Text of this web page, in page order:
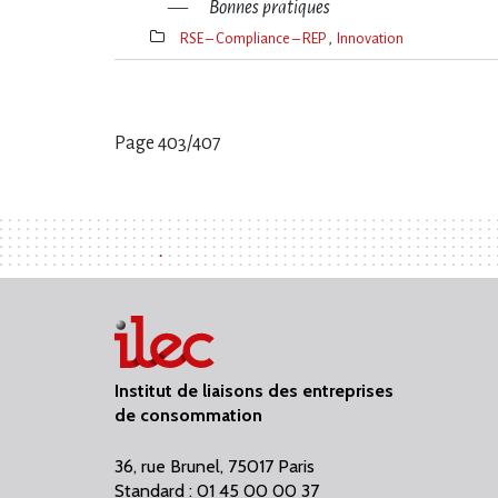
Bonnes pratiques
Thèmes(s)
RSE – Compliance – REP Innovation
Page 403/407
Institut de liaisons des entreprises
de consommation
36, rue Brunel, 75017 Paris
Standard : 01 45 00 00 37